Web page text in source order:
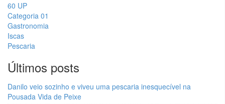
60 UP
Categoria 01
Gastronomia
Iscas
Pescaria
Últimos posts
Danilo veio sozinho e viveu uma pescaria inesquecível na
Pousada Vida de Peixe